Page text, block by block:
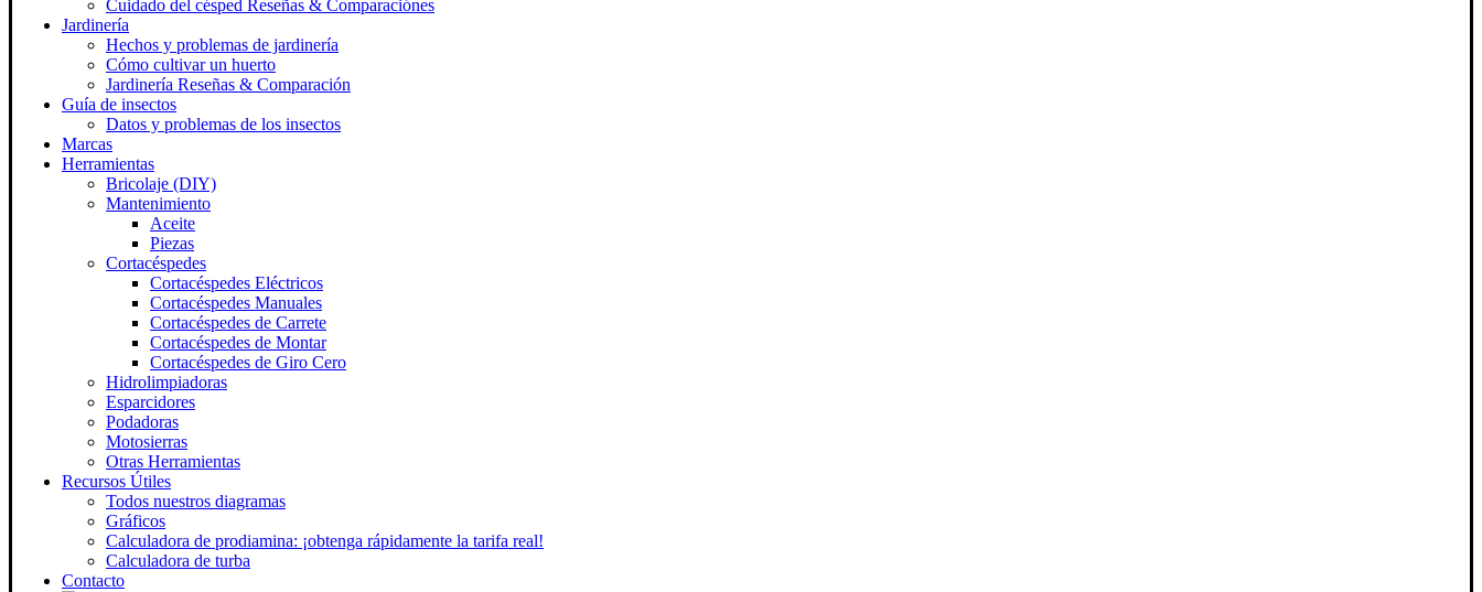
Cuidado del césped Reseñas & Comparaciónes
Jardinería
Hechos y problemas de jardinería
Cómo cultivar un huerto
Jardinería Reseñas & Comparación
Guía de insectos
Datos y problemas de los insectos
Marcas
Herramientas
Bricolaje (DIY)
Mantenimiento
Aceite
Piezas
Cortacéspedes
Cortacéspedes Eléctricos
Cortacéspedes Manuales
Cortacéspedes de Carrete
Cortacéspedes de Montar
Cortacéspedes de Giro Cero
Hidrolimpiadoras
Esparcidores
Podadoras
Motosierras
Otras Herramientas
Recursos Útiles
Todos nuestros diagramas
Gráficos
Calculadora de prodiamina: ¡obtenga rápidamente la tarifa real!
Calculadora de turba
Contacto